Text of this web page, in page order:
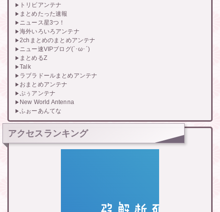
トリビアンテナ
まとめたった速報
ニュース星3つ！
海外いろいろアンテナ
2chまとめのまとめアンテナ
ニュー速VIPブログ(`･ω･´)
まとめるZ
Talk
ラブラドールまとめアンテナ
おまとめアンテナ
ぷぅアンテナ
New World Antenna
ふぉーあんてな
アクセスランキング